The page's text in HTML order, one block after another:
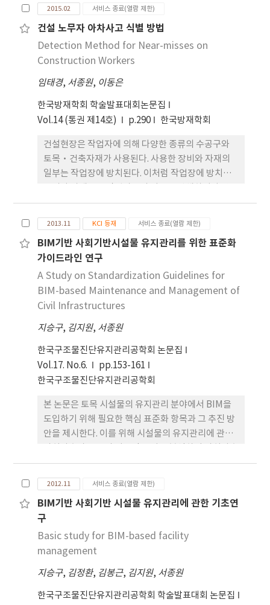
번째 요소인 “구조”는 성서적 구속사의 순서에 따
른 교리적 의미인 알레고리아(allegoria)에, 마지막
“완성”은 성서적 신학의 정점인 영적 최고봉으로
인도하는 도덕적 해석으로서의 트로폴로기아
(tropologia)에 해당한다. 본 연구를 통해 위그 신학
상을 회복하고자 하는 비전이 교육대계로서의 『연
학론』에서 시종일관된 목표로 제시되고 있음을 확
인하였다. 그 밖에 본 연구를 통해 확인한 바는 다음과
의 인문학예가 지닌 중요성을 일관되게 강조하는 데
서 “글 읽기”(lectio)가 그의 전반적인 학문 체계
가운데 폭넓고 견실한 토대를 점 하고 있음이 잘 입증
『성사들』(De Sacramentis)을 관통하는 “창조
의 사역”(opus conditionis)과 “회복의 사
틀이 『연학론』 의 결말부에서 확연하게 드러나고
있다. 이에 더하여, 『연학론』의 제5권에서는 덕의
실천이 지닌 중요성이 부각되는 것을 확인할 수 있다.
이로써 위그의 초기 저작인 『연학론』이 그 주제와
구성에 있어 그의 여타 주요 저술들과 밀접하게 관련
되어 있다는 것과, 아울러 그가 신학 연구의 결실로서
윤리적 모범과 목회적 실천을 힘주어 말하는 대목에
서는, 그 자신이 속 하여 활동하던, 12세기 의전사제
단 운동에서 추구하던 고유한 영적 에토스 (“가르침
과 본보기를 통해 타인을 건덕으로 인도함”)가 반영
2015.02 서비스 종료(열람 제한)
건설 노무자 아차사고 식별 방법
Detection Method for Near-misses on
Construction Workers
임태경, 서종원, 이동은
한국방재학회 학술발표대회논문집
Vol.14 (통권 제14호)
p.290 한국방재학회
건설현장은 작업자에 의해 다양한 종류의 수공구와
토목·건축자재가 사용된다. 사용한 장비와 자재의
일부는 작업장에 방치된다. 이처럼 작업장에 방치된
사고를 유발하는 원인이 된다. 특히, 작업자들이 정리
정돈이 되지 않은 작업장을 이동하는 경우, 흔히 나타
나는 아차사고의 유형은 장애물에 발이 걸리거나 미
끄러지는 사고이다. 이러한 아차사고는 순간적으로
발생되고, 그 빈도가 높아 인력에 의존하여 상시 모니
터링하는 데는 어려움이 있다. 근본적으로 건설현장
에서 발생되는 특정 아차사고유형을 효과적으로 측정
하기 위한 개념 또한 정립되어 있지 않은 실정이다. 본
여 측정이 가능하게 한다. 대중화된 스마트폰의 가속
도센서를 사용하여 작업자의 보행 중에 발생되는 아
차사고 정보를 탐지하는 방법을 제시한다.
2013.11 KCI 등재 서비스 종료(열람 제한)
BIM기반 사회기반시설물 유지관리를 위한 표준화
가이드라인 연구
A Study on Standardization Guidelines for
BIM-based Maintenance and Management of
Civil Infrastructures
지승구, 김지원, 서종원
한국구조물진단유지관리공학회 논문집
Vol.17. No.6.
pp.153-161
한국구조물진단유지관리공학회
본 논문은 토목 시설물의 유지관리 분야에서 BIM을
도입하기 위해 필요한 핵심 표준화 항목과 그 추진 방
안을 제시한다. 이를 위해 시설물의 유지관리에 관한
상에서 최초로 수행되는 손상정보의 기록 방식이
BIM의 정보운용 방식과 매우 유사함을 밝혔다. 또한
시설물 유지관리 가치사슬 단계별로 수행되는 업무에
부합되는 BIM 데이터를 생산하고 운영하기 위해 필
요한 표준화 항목을 제시하였다. 제시된 표준화 항목
은 시설물의 전 생애주기에서 공통으로 적용되는 표
준과 시설물 유지관리 목적에 맞추어 특화된 표준화
준화 추진 시 중심 역할을 수행할 수 있는 기관을 법령
에 근거하여 제시하였다.
2012.11 서비스 종료(열람 제한)
BIM기반 사회기반 시설물 유지관리에 관한 기초연
구
Basic study for BIM-based facility
management
지승구, 김정환, 김봉근, 김지원, 서종원
한국구조물진단유지관리공학회 학술발표대회 논문집